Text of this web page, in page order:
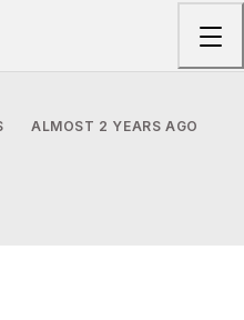
ALMOST 2 YEARS AGO